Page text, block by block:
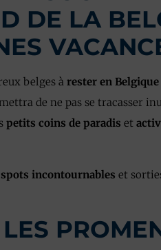
DE LA
belges à rester en Belgique
de ne pas se tracasser
petits coins de paradis et
spots incontournables et